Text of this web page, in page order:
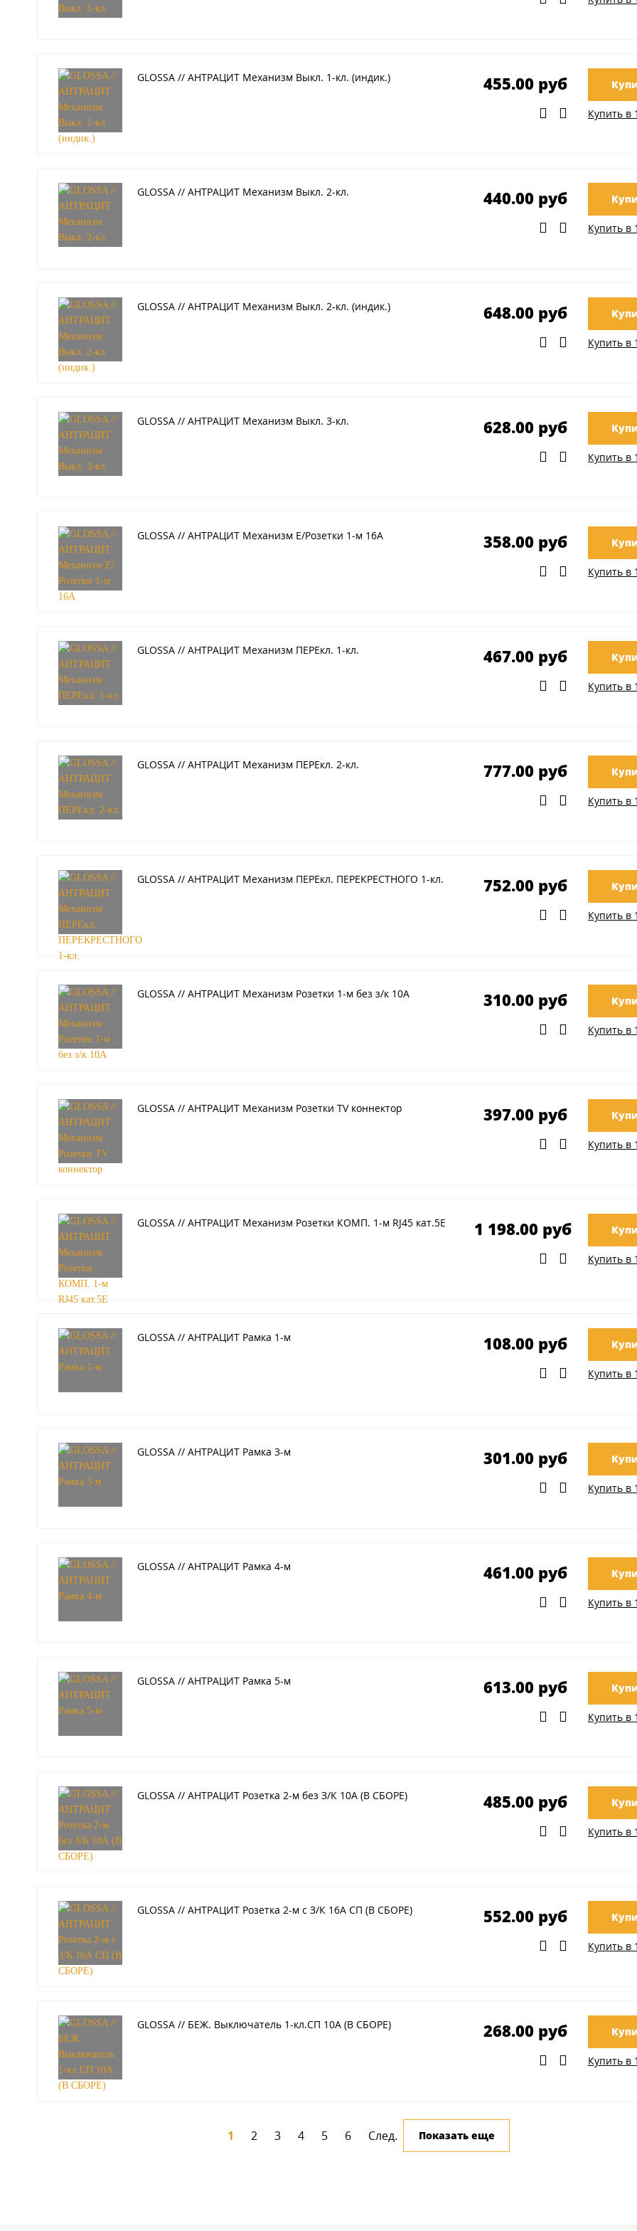
GLOSSA // АНТРАЦИТ Механизм Выкл. 1-кл. (индик.) 455.00 руб
Купить в
GLOSSA // АНТРАЦИТ Механизм Выкл. 2-кл. 440.00 руб
Купить в
GLOSSA // АНТРАЦИТ Механизм Выкл. 2-кл. (индик.) 648.00 руб
Купить в
GLOSSA // АНТРАЦИТ Механизм Выкл. 3-кл. 628.00 руб
Купить в
GLOSSA // АНТРАЦИТ Механизм Е/Розетки 1-м 16А 358.00 руб
Купить в
GLOSSA // АНТРАЦИТ Механизм ПЕРЕкл. 1-кл. 467.00 руб
Купить в
GLOSSA // АНТРАЦИТ Механизм ПЕРЕкл. 2-кл. 777.00 руб
Купить в
GLOSSA // АНТРАЦИТ Механизм ПЕРЕкл. ПЕРЕКРЕСТНОГО 1-кл. 752.00 руб
Купить в
GLOSSA // АНТРАЦИТ Механизм Розетки 1-м без з/к 10А 310.00 руб
Купить в
GLOSSA // АНТРАЦИТ Механизм Розетки TV коннектор 397.00 руб
Купить в
GLOSSA // АНТРАЦИТ Механизм Розетки КОМП. 1-м RJ45 кат.5E 1 198.00 руб
Купить в
GLOSSA // АНТРАЦИТ Рамка 1-м 108.00 руб
Купить в
GLOSSA // АНТРАЦИТ Рамка 3-м 301.00 руб
Купить в
GLOSSA // АНТРАЦИТ Рамка 4-м 461.00 руб
Купить в
GLOSSA // АНТРАЦИТ Рамка 5-м 613.00 руб
Купить в
GLOSSA // АНТРАЦИТ Розетка 2-м без З/К 10А (В СБОРЕ) 485.00 руб
Купить в
GLOSSA // АНТРАЦИТ Розетка 2-м с З/К 16А СП (В СБОРЕ) 552.00 руб
Купить в
GLOSSA // БЕЖ. Выключатель 1-кл.СП 10А (В СБОРЕ) 268.00 руб
Купить в
1 2 3 4 5 6 След. Показать еще